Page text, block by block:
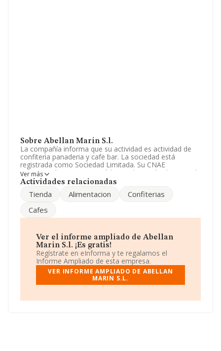
Sobre Abellan Marin S.l.
La compañía informa que su actividad es actividad de
confiteria panaderia y cafe bar. La sociedad está
registrada como Sociedad Limitada. Su CNAE
corresponde a 1071 con código 'Fabricación de pan y de
productos frescos de panadería y pastelería'. La
B30464184, tiene domicilio fiscal en Avenida San Javier
(el Secano) El Secano Ed Cibeles Bj, (30579), en el
Con los datos a disposición de INFORMA sobre 9.764
empresas pertenecientes al sector, la facturación en el
ámbito nacional alcanza los 5.539 millones de euros y el
promedio de la facturación de ventas entre todas las
compañías asciende a los 567 mil euros. Teniendo en
cuenta la información sobre Murcia, en la base de datos
2006 de hasta 78 millones de euros. Como información
Ver más
Actividades relacionadas
Tienda Alimentacion
Confiterias
Cafes
Ver el informe ampliado de Abellan
Marin S.l. ¡Es gratis!
Regístrate en eInforma y te regalamos el
Informe Ampliado de esta empresa.
VER INFORME AMPLIADO DE ABELLAN
MARIN S.L.